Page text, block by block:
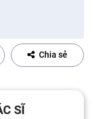
Chia sẻ
SĨ